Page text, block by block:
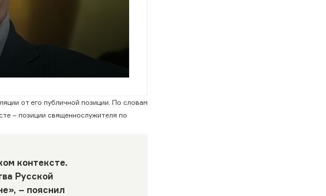
от его публичной позиции. По словам
– позиции священнослужителя по
контексте.
Русской
– пояснил